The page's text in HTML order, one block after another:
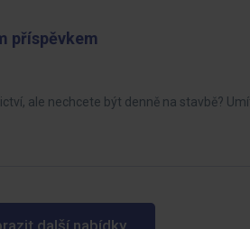
příspěvkem
ale nechcete být denně na stavbě?
další nabídky